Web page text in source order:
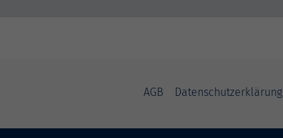
AGB Datenschutzerklärung